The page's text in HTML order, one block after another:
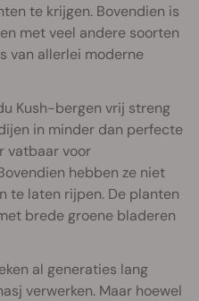
te krijgen. Bovendien is
met veel andere soorten
van allerlei moderne
Kush-bergen vrij streng
in minder dan perfecte
vatbaar voor
hebben ze niet
te laten rijpen. De planten
brede groene bladeren
al generaties lang
verwerken. Maar hoewel